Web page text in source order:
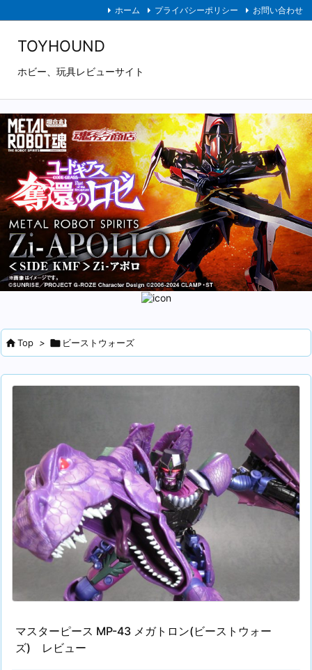
ホーム プライバシーポリシー お問い合わせ
TOYHOUND
ホビー、玩具レビューサイト
Top >  ビーストウォーズ
マスターピース MP-43 メガトロン(ビーストウォー
ズ) レビュー